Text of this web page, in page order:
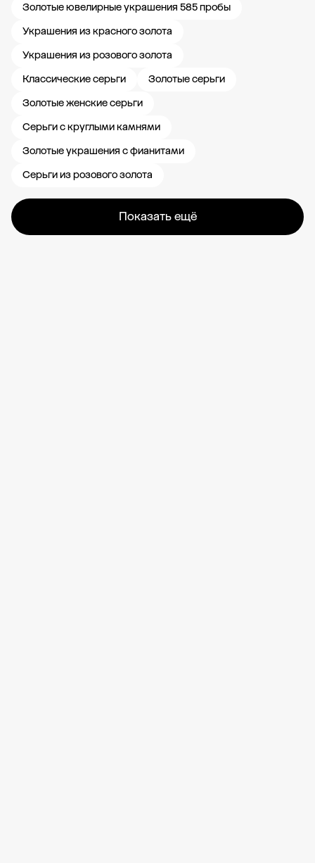
Золотые ювелирные украшения 585 пробы
Украшения из красного золота
Украшения из розового золота
Классические серьги
Золотые серьги
Золотые женские серьги
Серьги с круглыми камнями
Золотые украшения с фианитами
Серьги из розового золота
Показать ещё